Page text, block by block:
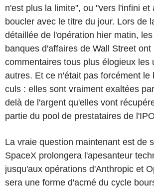
n'est plus la limite", ou "vers l'infini et
boucler avec le titre du jour. Lors de
détaillée de l'opération hier matin,
banques d'affaires de Wall Street ont
commentaires tous plus élogieux les
autres. Et ce n'était pas forcément le
culs : elles sont vraiment exaltées
delà de l'argent qu'elles vont
partie du pool de prestataires de
La vraie question maintenant est de
SpaceX prolongera l'apesanteur
jusqu'aux opérations d'Anthropic et
sera une forme d'acmé du cycle